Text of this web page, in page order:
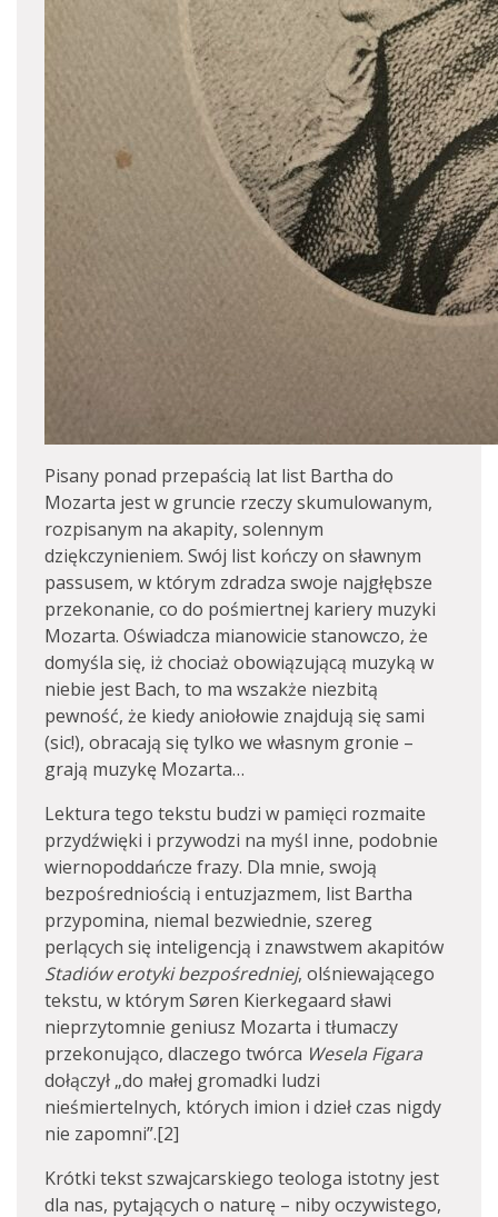
Pisany ponad przepaścią lat list Bartha do
Mozarta jest w gruncie rzeczy skumulowanym,
rozpisanym na akapity, solennym
dziękczynieniem. Swój list kończy on sławnym
passusem, w którym zdradza swoje najgłębsze
przekonanie, co do pośmiertnej kariery muzyki
Mozarta. Oświadcza mianowicie stanowczo, że
domyśla się, iż chociaż obowiązującą muzyką w
niebie jest Bach, to ma wszakże niezbitą
pewność, że kiedy aniołowie znajdują się sami
(sic!), obracają się tylko we własnym gronie –
grają muzykę Mozarta…
Lektura tego tekstu budzi w pamięci rozmaite
przydźwięki i przywodzi na myśl inne, podobnie
wiernopoddańcze frazy. Dla mnie, swoją
bezpośredniością i entuzjazmem, list Bartha
przypomina, niemal bezwiednie, szereg
perlących się inteligencją i znawstwem akapitów
Stadiów erotyki bezpośredniej, olśniewającego
tekstu, w którym Søren Kierkegaard sławi
nieprzytomnie geniusz Mozarta i tłumaczy
przekonująco, dlaczego twórca Wesela Figara
dołączył „do małej gromadki ludzi
nieśmiertelnych, których imion i dzieł czas nigdy
nie zapomni”.[2]
Krótki tekst szwajcarskiego teologa istotny jest
dla nas, pytających o naturę – niby oczywistego,